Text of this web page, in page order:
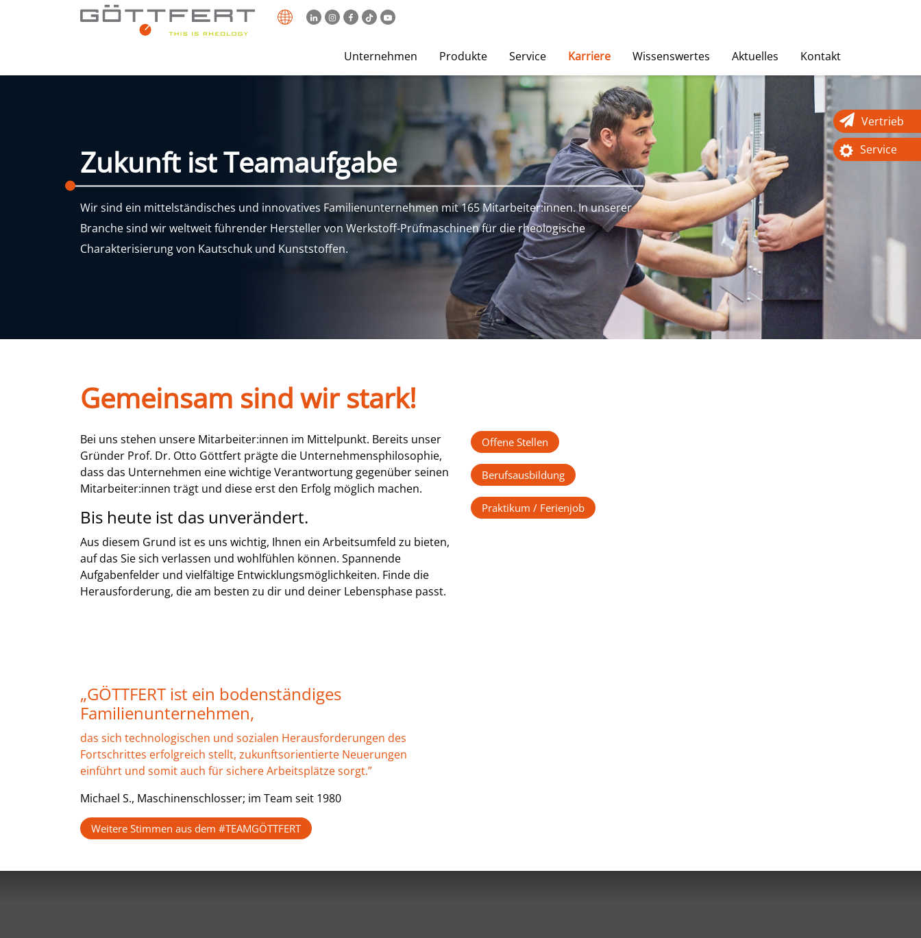
Unternehmen Produkte Service Karriere Wissenswertes Aktuelles Kontakt
Zukunft ist Teamaufgabe
Wir sind ein mittelständisches und innovatives Familienunternehmen mit 165 Mitarbeiter:innen. In unserer
Branche sind wir weltweit führender Hersteller von Werkstoff-Prüfmaschinen für die rheologische
Charakterisierung von Kautschuk und Kunststoffen.
Gemeinsam sind wir stark!
Bei uns stehen unsere Mitarbeiter:innen im Mittelpunkt. Bereits unser
Gründer Prof. Dr. Otto Göttfert prägte die Unternehmensphilosophie,
dass das Unternehmen eine wichtige Verantwortung gegenüber seinen
Mitarbeiter:innen trägt und diese erst den Erfolg möglich machen.
Bis heute ist das unverändert.
Aus diesem Grund ist es uns wichtig, Ihnen ein Arbeitsumfeld zu bieten,
auf das Sie sich verlassen und wohlfühlen können. Spannende
Aufgabenfelder und vielfältige Entwicklungsmöglichkeiten. Finde die
Herausforderung, die am besten zu dir und deiner Lebensphase passt.
Offene Stellen
Berufsausbildung
Praktikum / Ferienjob
„GÖTTFERT ist ein bodenständiges
Familienunternehmen,
das sich technologischen und sozialen Herausforderungen des
Fortschrittes erfolgreich stellt, zukunftsorientierte Neuerungen
einführt und somit auch für sichere Arbeitsplätze sorgt.”
Michael S., Maschinenschlosser; im Team seit 1980
Weitere Stimmen aus dem #TEAMGÖTTFERT
Vertrieb
Service